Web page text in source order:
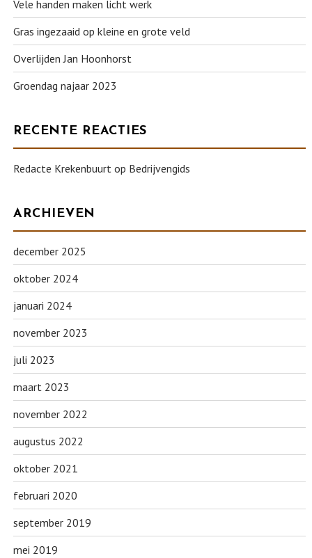
Vele handen maken licht werk
Gras ingezaaid op kleine en grote veld
Overlijden Jan Hoonhorst
Groendag najaar 2023
RECENTE REACTIES
Redacte Krekenbuurt op Bedrijvengids
ARCHIEVEN
december 2025
oktober 2024
januari 2024
november 2023
juli 2023
maart 2023
november 2022
augustus 2022
oktober 2021
februari 2020
september 2019
mei 2019